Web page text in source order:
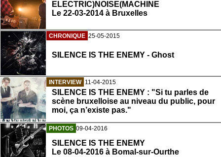
ELECTRIC)NOISE(MACHINE
Le 22-03-2014 à Bruxelles
CHRONIQUE 25-05-2015
SILENCE IS THE ENEMY - Ghost
INTERVIEW 11-04-2015
SILENCE IS THE ENEMY : "Si tu parles de
scène bruxelloise au niveau du public, pour
moi, ça n’existe pas."
PHOTOS 09-04-2016
SILENCE IS THE ENEMY
Le 08-04-2016 à Bomal-sur-Ourthe